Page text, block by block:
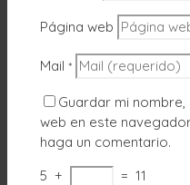
Página web
Mail *
Guardar mi
web en este
haga un comentario.
5 + = 11